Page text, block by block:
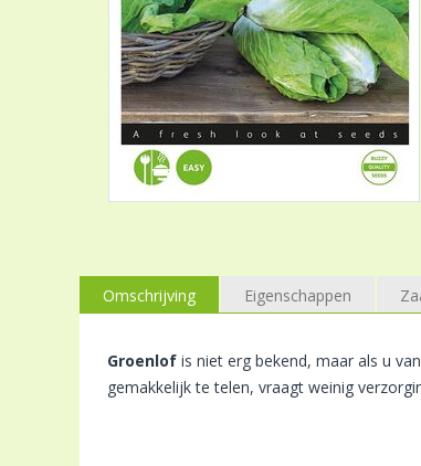
Omschrijving Eigenschappen
Groenlof is niet erg bekend, maar als u
gemakkelijk te telen, vraagt weinig